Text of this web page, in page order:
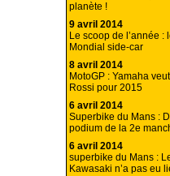
planète !
9 avril 2014
Le scoop de l’année
Mondial side-car
8 avril 2014
MotoGP : Yamaha
Rossi pour 2015
6 avril 2014
Superbike du Mans :
podium de la 2e
6 avril 2014
superbike du Mans :
Kawasaki n’a pas eu